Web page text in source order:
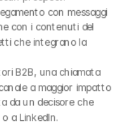
con messaggi
con i contenuti del
che integrano la
B2B, una chiamata
a maggior impatto
da un decisore che
a LinkedIn.